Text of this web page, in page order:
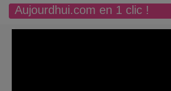
Aujourdhui.com en 1 clic !